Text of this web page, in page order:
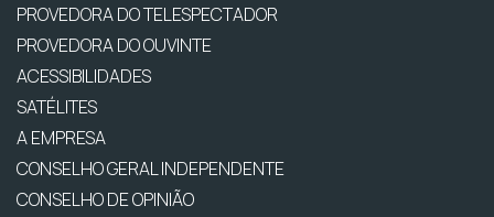
PROVEDORA DO TELESPECTADOR
PROVEDORA DO OUVINTE
ACESSIBILIDADES
SATÉLITES
A EMPRESA
CONSELHO GERAL INDEPENDENTE
CONSELHO DE OPINIÃO